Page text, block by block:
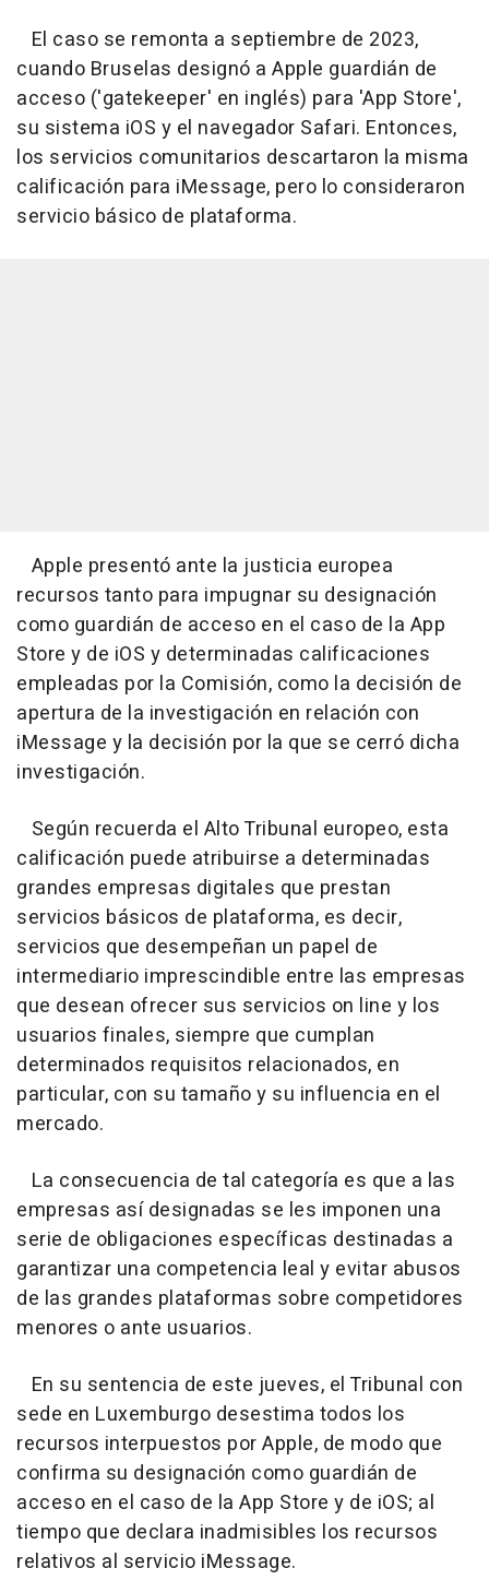
El caso se remonta a septiembre de 2023,
cuando Bruselas designó a Apple guardián de
acceso ('gatekeeper' en inglés) para 'App Store',
su sistema iOS y el navegador Safari. Entonces,
los servicios comunitarios descartaron la misma
calificación para iMessage, pero lo consideraron
servicio básico de plataforma.
Apple presentó ante la justicia europea
recursos tanto para impugnar su designación
como guardián de acceso en el caso de la App
Store y de iOS y determinadas calificaciones
empleadas por la Comisión, como la decisión de
apertura de la investigación en relación con
iMessage y la decisión por la que se cerró dicha
investigación.
Según recuerda el Alto Tribunal europeo, esta
calificación puede atribuirse a determinadas
grandes empresas digitales que prestan
servicios básicos de plataforma, es decir,
servicios que desempeñan un papel de
intermediario imprescindible entre las empresas
que desean ofrecer sus servicios on line y los
usuarios finales, siempre que cumplan
determinados requisitos relacionados, en
particular, con su tamaño y su influencia en el
mercado.
La consecuencia de tal categoría es que a las
empresas así designadas se les imponen una
serie de obligaciones específicas destinadas a
garantizar una competencia leal y evitar abusos
de las grandes plataformas sobre competidores
menores o ante usuarios.
En su sentencia de este jueves, el Tribunal con
sede en Luxemburgo desestima todos los
recursos interpuestos por Apple, de modo que
confirma su designación como guardián de
acceso en el caso de la App Store y de iOS; al
tiempo que declara inadmisibles los recursos
relativos al servicio iMessage.